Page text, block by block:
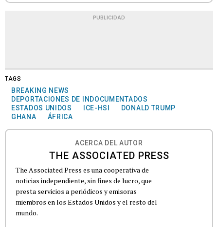
PUBLICIDAD
TAGS
BREAKING NEWS
DEPORTACIONES DE INDOCUMENTADOS
ESTADOS UNIDOS
ICE-HSI
DONALD TRUMP
GHANA
ÁFRICA
ACERCA DEL AUTOR
THE ASSOCIATED PRESS
The Associated Press es una cooperativa de
noticias independiente, sin fines de lucro, que
presta servicios a periódicos y emisoras
miembros en los Estados Unidos y el resto del
mundo.